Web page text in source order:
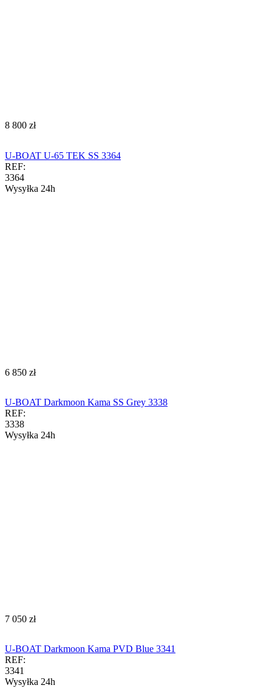
‍8 800‍ zł
U-BOAT U-65 TEK SS 3364
REF:
3364
Wysyłka 24h
‍6 850‍ zł
U-BOAT Darkmoon Kama SS Grey 3338
REF:
3338
Wysyłka 24h
‍7 050‍ zł
U-BOAT Darkmoon Kama PVD Blue 3341
REF:
3341
Wysyłka 24h